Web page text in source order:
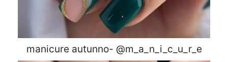
manicure autunno- @m_a_n_i_c_u_r_e